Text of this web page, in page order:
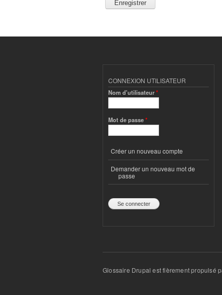
CONNEXION UTILISATEUR
Nom d'utilisateur*
Mot de passe*
Créer un nouveau compte
Demander un nouveau mot de
passe
Glossaire Drupal est fièrement propulsé